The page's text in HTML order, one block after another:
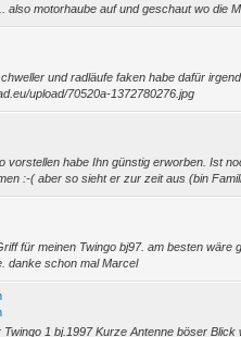
also motorhaube auf und geschaut wo die
und radläufe faken habe dafür
upload/70520a-1372780276.jpg
vorstellen habe Ihn günstig erworben. Ist
:-( aber so sieht er zur zeit aus (bin
für meinen Twingo bj97. am besten wäre
danke schon mal Marcel
1 bj.1997 Kurze Antenne böser